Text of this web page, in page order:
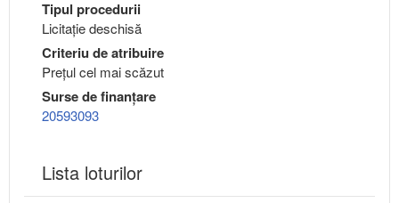
Tipul procedurii
Licitație deschisă
Criteriu de atribuire
Preţul cel mai scăzut
Surse de finanțare
20593093
Lista loturilor